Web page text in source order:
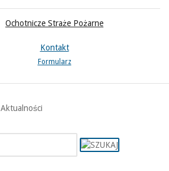
Ochotnicze Straże Pożarne
Kontakt
Formularz
Aktualności